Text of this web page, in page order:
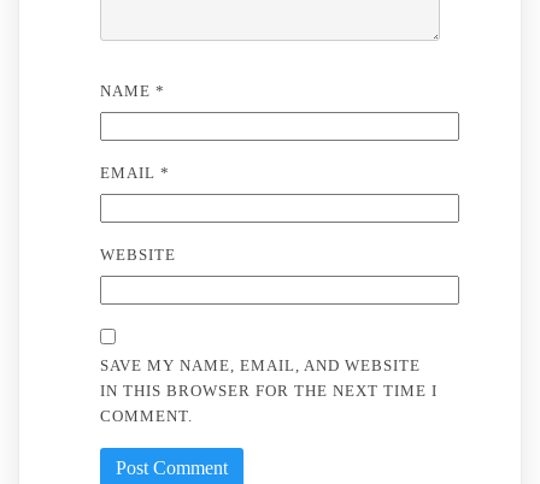
NAME *
EMAIL *
WEBSITE
SAVE MY NAME, EMAIL, AND WEBSITE
IN THIS BROWSER FOR THE NEXT TIME I
COMMENT.